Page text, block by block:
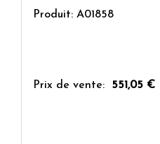
Produit: A01858
Prix de vente: 551,05 €